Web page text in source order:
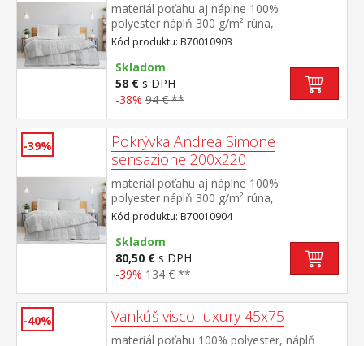
materiál poťahu aj náplne 100%
polyester náplň 300 g/m² rúna,
termoregulačná elegantne prešitý poťah
Kód produktu: B70010903
Skladom
58 € s DPH
-38% 94 € **
-39%
Pokrývka Andrea Simone
sensazione 200x220
materiál poťahu aj náplne 100%
polyester náplň 300 g/m² rúna,
termoregulačná elegantne prešitý poťah
Kód produktu: B70010904
Skladom
80,50 € s DPH
-39% 134 € **
-40% Vankúš visco luxury 45x75
materiál poťahu 100% polyester, náplň